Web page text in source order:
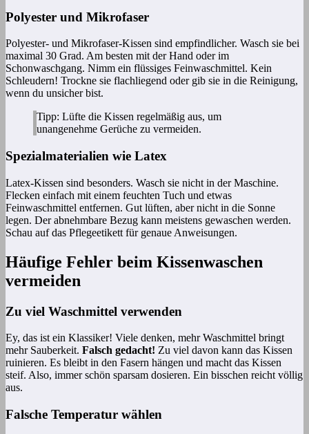
Polyester und Mikrofaser
Polyester- und Mikrofaser-Kissen sind empfindlicher. Wasch sie bei
maximal 30 Grad. Am besten mit der Hand oder im
Schonwaschgang. Nimm ein flüssiges Feinwaschmittel. Kein
Schleudern! Trockne sie flachliegend oder gib sie in die Reinigung,
wenn du unsicher bist.
Tipp: Lüfte die Kissen regelmäßig aus, um
unangenehme Gerüche zu vermeiden.
Spezialmaterialien wie Latex
Latex-Kissen sind besonders. Wasch sie nicht in der Maschine.
Flecken einfach mit einem feuchten Tuch und etwas
Feinwaschmittel entfernen. Gut lüften, aber nicht in die Sonne
legen. Der abnehmbare Bezug kann meistens gewaschen werden.
Schau auf das Pflegeetikett für genaue Anweisungen.
Häufige Fehler beim Kissenwaschen
vermeiden
Zu viel Waschmittel verwenden
Ey, das ist ein Klassiker! Viele denken, mehr Waschmittel bringt
mehr Sauberkeit. Falsch gedacht! Zu viel davon kann das Kissen
ruinieren. Es bleibt in den Fasern hängen und macht das Kissen
steif. Also, immer schön sparsam dosieren. Ein bisschen reicht völlig
aus.
Falsche Temperatur wählen